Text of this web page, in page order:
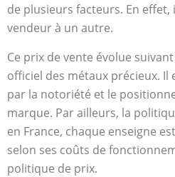
de plusieurs facteurs. En effet,
vendeur à un autre.
Ce prix de vente évolue
officiel des métaux précieux. Il
par la notoriété et le
marque. Par ailleurs, la
en France, chaque enseigne
selon ses coûts de
politique de prix.